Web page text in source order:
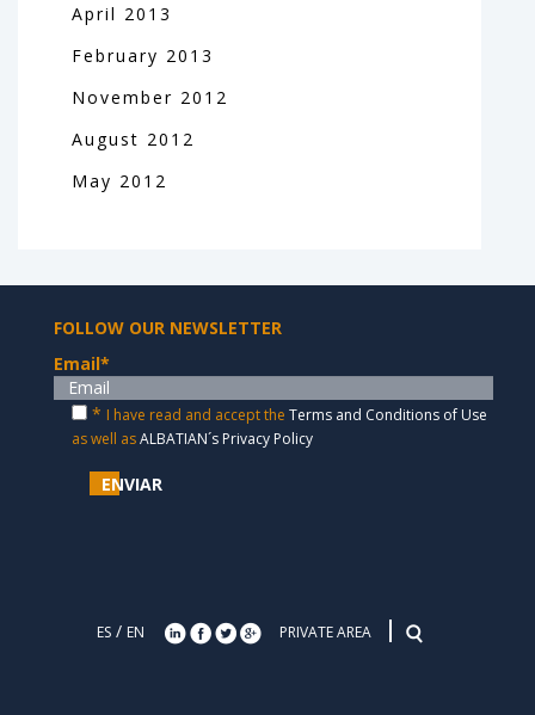
April 2013
February 2013
November 2012
August 2012
May 2012
FOLLOW OUR NEWSLETTER
Email*
* I have read and accept the Terms and Conditions of Use
as well asALBATIAN´s Privacy Policy
ENVIAR
ES / EN PRIVATE AREA